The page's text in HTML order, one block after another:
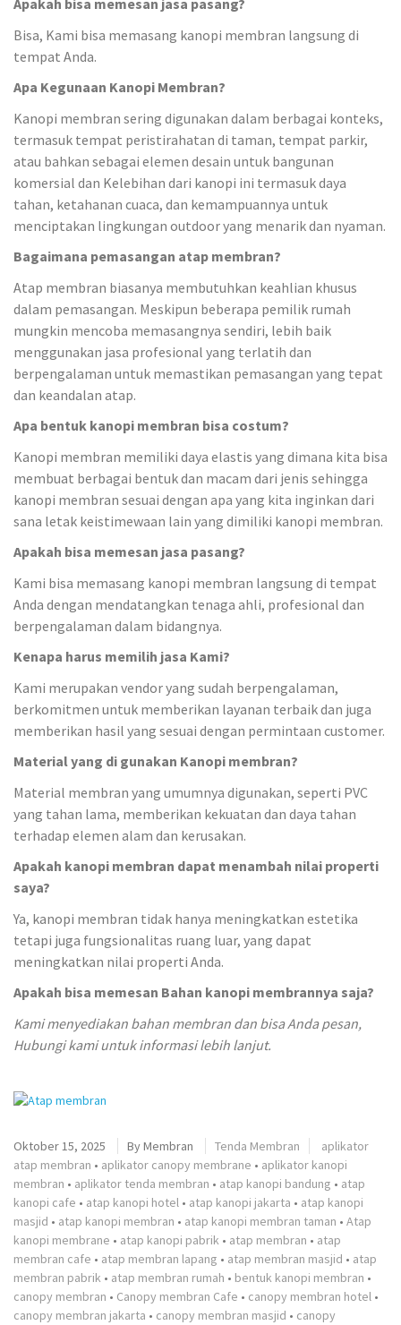
Apakah bisa memesan jasa pasang?
Bisa, Kami bisa memasang kanopi membran langsung di
tempat Anda.
Apa Kegunaan Kanopi Membran?
Kanopi membran sering digunakan dalam berbagai konteks,
termasuk tempat peristirahatan di taman, tempat parkir,
atau bahkan sebagai elemen desain untuk bangunan
komersial dan Kelebihan dari kanopi ini termasuk daya
tahan, ketahanan cuaca, dan kemampuannya untuk
menciptakan lingkungan outdoor yang menarik dan nyaman.
Bagaimana pemasangan atap membran?
Atap membran biasanya membutuhkan keahlian khusus
dalam pemasangan. Meskipun beberapa pemilik rumah
mungkin mencoba memasangnya sendiri, lebih baik
menggunakan jasa profesional yang terlatih dan
berpengalaman untuk memastikan pemasangan yang tepat
dan keandalan atap.
Apa bentuk kanopi membran bisa costum?
Kanopi membran memiliki daya elastis yang dimana kita bisa
membuat berbagai bentuk dan macam dari jenis sehingga
kanopi membran sesuai dengan apa yang kita inginkan dari
sana letak keistimewaan lain yang dimiliki kanopi membran.
Apakah bisa memesan jasa pasang?
Kami bisa memasang kanopi membran langsung di tempat
Anda dengan mendatangkan tenaga ahli, profesional dan
berpengalaman dalam bidangnya.
Kenapa harus memilih jasa Kami?
Kami merupakan vendor yang sudah berpengalaman,
berkomitmen untuk memberikan layanan terbaik dan juga
memberikan hasil yang sesuai dengan permintaan customer.
Material yang di gunakan Kanopi membran?
Material membran yang umumnya digunakan, seperti PVC
yang tahan lama, memberikan kekuatan dan daya tahan
terhadap elemen alam dan kerusakan.
Apakah kanopi membran dapat menambah nilai properti
saya?
Ya, kanopi membran tidak hanya meningkatkan estetika
tetapi juga fungsionalitas ruang luar, yang dapat
meningkatkan nilai properti Anda.
Apakah bisa memesan Bahan kanopi membrannya saja?
Kami menyediakan bahan membran dan bisa Anda pesan,
Hubungi kami untuk informasi lebih lanjut.
Oktober 15, 2025 ByMembran Tenda Membran
aplikator
atap membran • aplikator canopy membrane • aplikator kanopi
membran • aplikator tenda membran • atap kanopi bandung • atap
kanopi cafe • atap kanopi hotel • atap kanopi jakarta • atap kanopi
masjid • atap kanopi membran • atap kanopi membran taman • Atap
kanopi membrane • atap kanopi pabrik • atap membran • atap
membran cafe • atap membran lapang • atap membran masjid • atap
membran pabrik • atap membran rumah • bentuk kanopi membran •
canopy membran • Canopy membran Cafe • canopy membran hotel •
canopy membran jakarta • canopy membran masjid • canopy